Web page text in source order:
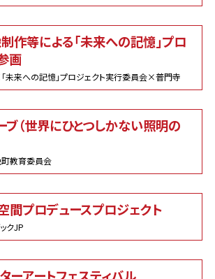
作等による「未来への記憶」プロ
画
未来への記憶」プロジェクト実行委員会×普門寺
ブ（世界にひとつしかない照明の
教育委員会
間プロデュースプロジェクト
クJP